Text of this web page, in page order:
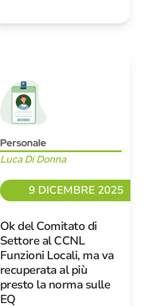
Personale
Luca Di Donna
9 DICEMBRE 2025
Ok del Comitato di
Settore al CCNL
Funzioni Locali, ma va
recuperata al più
presto la norma sulle
EQ